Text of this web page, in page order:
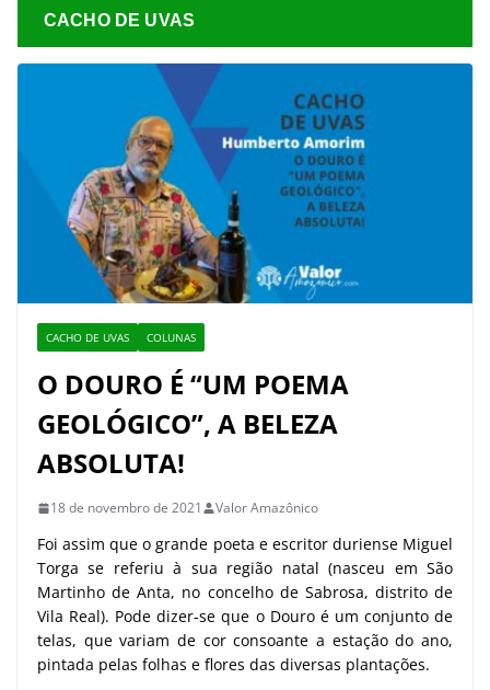
CACHO DE UVAS
CACHO DE UVAS COLUNAS
O DOURO É “UM POEMA
GEOLÓGICO”, A BELEZA
ABSOLUTA!
18 de novembro de 2021 Valor Amazônico
Foi assim que o grande poeta e escritor duriense Miguel
Torga se referiu à sua região natal (nasceu em São
Martinho de Anta, no concelho de Sabrosa, distrito de
Vila Real). Pode dizer-se que o Douro é um conjunto de
telas, que variam de cor consoante a estação do ano,
pintada pelas folhas e flores das diversas plantações.